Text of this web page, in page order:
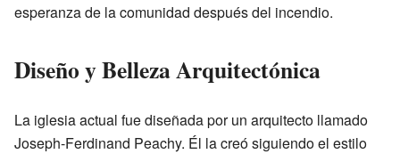
esperanza de la comunidad después del incendio.
Diseño y Belleza Arquitectónica
La iglesia actual fue diseñada por un arquitecto llamado
Joseph-Ferdinand Peachy. Él la creó siguiendo el estilo